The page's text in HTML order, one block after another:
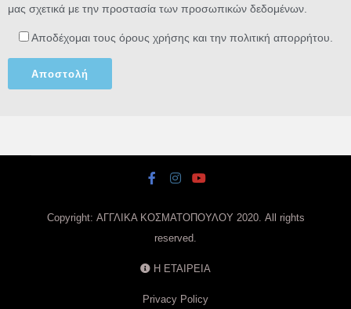
μας σχετικά με την προστασία των προσωπικών δεδομένων.
Αποδέχομαι τους όρους χρήσης και την πολιτική απορρήτου.
Copyright: ΑΓΓΛΙΚΑ ΚΟΣΜΑΤΟΠΟΥΛΟΥ 2020. All rights
reserved.
Η ΕΤΑΙΡΕΙΑ
Privacy Policy